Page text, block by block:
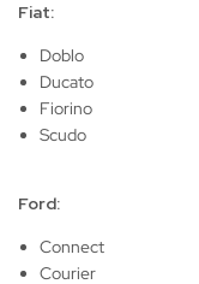
Fiat:
Doblo
Ducato
Fiorino
Scudo
Ford:
Connect
Courier